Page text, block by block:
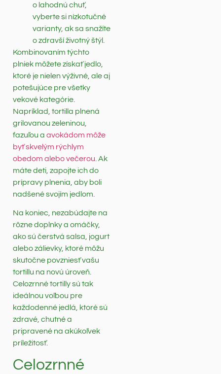
o lahodnú chuť,
vyberte si nízkotučné
varianty, ak sa snažíte
o zdravší životný štýl.
Kombinovaním týchto
plniek môžete získať jedlo,
ktoré je nielen výživné, ale aj
potešujúce pre všetky
vekové kategórie.
Napríklad, tortilla plnená
grilovanou zeleninou,
fazuľou a avokádom môže
byť skvelým rýchlym
obedom alebo večerou . Ak
máte deti, zapojte ich do
prípravy plnenia, aby boli
nadšené svojím jedlom.
Na koniec, nezabúdajte na
rôzne doplnky a omáčky,
ako sú čerstvá salsa, jogurt
alebo zálievky, ktoré môžu
skutočne povzniesť vašu
tortillu na novú úroveň.
Celozrnné tortilly sú tak
ideálnou voľbou pre
každodenné jedlá, ktoré sú
zdravé, chutné a
pripravené na akúkoľvek
príležitosť.
Celozrnné